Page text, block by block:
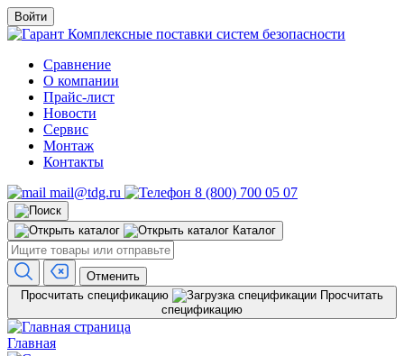
Войти
Комплексные поставки систем безопасности
Сравнение
О компании
Прайс-лист
Новости
Сервис
Монтаж
Контакты
mail@tdg.ru
8 (800) 700 05 07
Каталог
Отменить
Просчитать спецификацию
Просчитать
спецификацию
Главная